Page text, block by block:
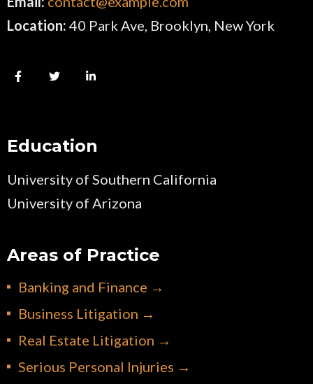
Location: 40 Park Ave, Brooklyn, New York
Education
University of Southern California
University of Arizona
Areas of Practice
Banking and Finance →
Business Litigation →
Real Estate Litigation →
Serious Personal Injuries →